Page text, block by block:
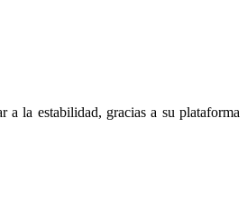
a la estabilidad, gracias a su plataforma